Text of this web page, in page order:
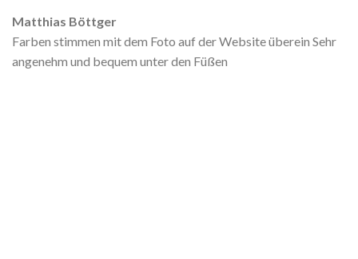
Matthias Böttger
Farben stimmen mit dem Foto auf der Website überein Sehr
angenehm und bequem unter den Füßen